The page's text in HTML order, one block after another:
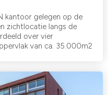
kantoor gelegen op de
zichtlocatie langs de
over vier
van ca. 35.000m2